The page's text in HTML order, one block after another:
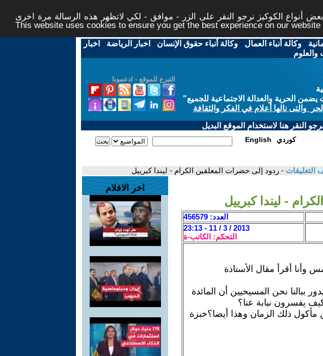
أنواع الكوكيز نرجو النقر على الزر - موافق - لكي لاتظهر هذه الرسالة مرة اخرى -
This website uses cookies to ensure you get the best experience on our website
-وكالة أنباء العمال -وكالة أنباء حقوق الإنسان - اخبار الرياضة - اخبار
والعلوم
التبرع للموقع - ادعمونا
الحرية والعدالة الاجتماعية للجميع"
والتى نالها أعلام في الفكر والثقافة
النقر هنا لاستخدام الموقع البديل
English كوردي
التعليقات - ردود إلى حضرات المعلقين الكرام - ليندا كبرييل
- ليندا كبرييل
العدد: 456579
2013 / 3 / 11 - 23:13
التحكم: الكاتب-ة
وأنا أقرأ مقال الأستاذة
ببالنا نحن المسيحيين أن المائدة
يفسرون نيابة عنا؟
مأكول ذلك الزمان وهذا أيضا؟خبزة
اخر الافلام